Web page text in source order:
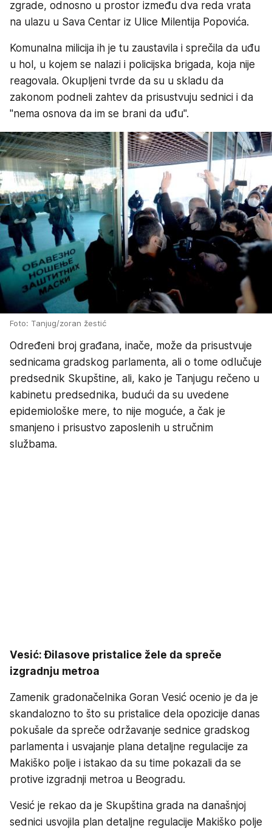
zgrade, odnosno u prostor između dva reda vrata
na ulazu u Sava Centar iz Ulice Milentija Popovića.
Komunalna milicija ih je tu zaustavila i sprečila da uđu
u hol, u kojem se nalazi i policijska brigada, koja nije
reagovala. Okupljeni tvrde da su u skladu da
zakonom podneli zahtev da prisustvuju sednici i da
"nema osnova da im se brani da uđu".
Foto: Tanjug/zoran žestić
Određeni broj građana, inače, može da prisustvuje
sednicama gradskog parlamenta, ali o tome odlučuje
predsednik Skupštine, ali, kako je Tanjugu rečeno u
kabinetu predsednika, budući da su uvedene
epidemiološke mere, to nije moguće, a čak je
smanjeno i prisustvo zaposlenih u stručnim
službama.
Vesić: Đilasove pristalice žele da spreče
izgradnju metroa
Zamenik gradonačelnika Goran Vesić ocenio je da je
skandalozno to što su pristalice dela opozicije danas
pokušale da spreče održavanje sednice gradskog
parlamenta i usvajanje plana detaljne regulacije za
Makiško polje i istakao da su time pokazali da se
protive izgradnji metroa u Beogradu.
Vesić je rekao da je Skupština grada na današnjoj
sednici usvojila plan detaljne regulacije Makiško polje